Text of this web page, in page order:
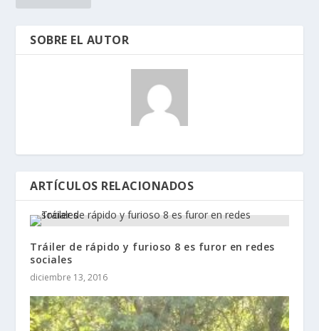
SOBRE EL AUTOR
ARTÍCULOS RELACIONADOS
Tráiler de rápido y furioso 8 es furor en redes
sociales
diciembre 13, 2016